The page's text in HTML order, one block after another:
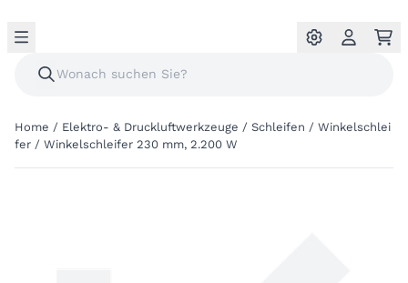
Home / Elektro- & Druckluftwerkzeuge / Schleifen / Winkelschlei
fer / Winkelschleifer 230 mm, 2.200 W